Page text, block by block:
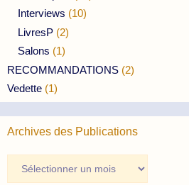
Interviews (10)
LivresP (2)
Salons (1)
RECOMMANDATIONS (2)
Vedette (1)
Archives des Publications
des